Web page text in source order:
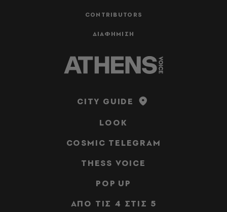
CONTRIBUTORS
ΔΙΑΦΗΜΙΣΗ
CITY GUIDE
LOOK
COSMIC TELEGRAM
THESS VOICE
POP UP
ΑΠΟ ΤΙΣ 4 ΣΤΙΣ 5